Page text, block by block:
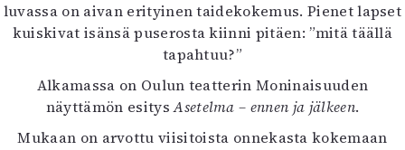
luvassa on aivan erityinen taidekokemus. Pienet lapset
kuiskivat isänsä puserosta kiinni pitäen: ”mitä täällä
tapahtuu?”
Alkamassa on Oulun teatterin Moninaisuuden
näyttämön esitysAsetelma – ennen ja jälkeen.
Mukaan on arvottu viisitoista onnekasta kokemaan